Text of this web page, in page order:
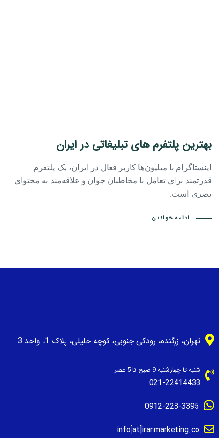
بهترین پلتفرم های تبلیغاتی در ایران
اینستاگرام با میلیون‌ها کاربر فعال در ایران، یک پلتفرم
قدرتمند برای تعامل با مخاطبان جوان و علاقه‌مند به محتوای
بصری است.
ادامه خواندن
تهران، زرگنده، رودکی جنوبی، کوچه خلیلی، پلاک 1، واحد 3
شنبه تا چهارشنبه 9 صبح تا 5 عصر
021-22414433
0912-223-3395
info[at]iranmarketing.co